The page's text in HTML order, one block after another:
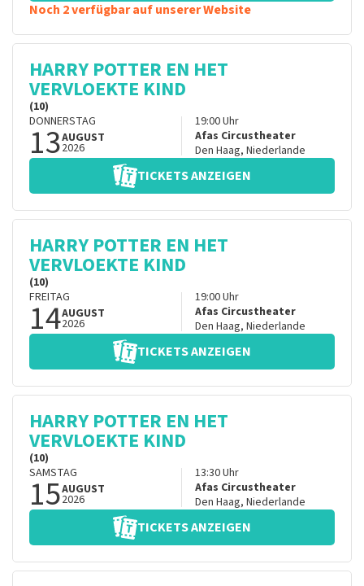
Noch 2 verfügbar auf unserer Website
HARRY POTTER EN HET
VERVLOEKTE KIND
(10)
DONNERSTAG
13AUGUST
2026
19:00Uhr
Afas Circustheater
Den Haag, Niederlande
TICKETS ANZEIGEN
HARRY POTTER EN HET
VERVLOEKTE KIND
(10)
FREITAG
14AUGUST
2026
19:00Uhr
Afas Circustheater
Den Haag, Niederlande
TICKETS ANZEIGEN
HARRY POTTER EN HET
VERVLOEKTE KIND
(10)
SAMSTAG
15AUGUST
2026
13:30Uhr
Afas Circustheater
Den Haag, Niederlande
TICKETS ANZEIGEN